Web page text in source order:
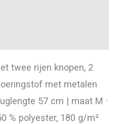
twee rijen knopen, 2
met metalen
57 cm | maat M ·
% polyester, 180 g/m²